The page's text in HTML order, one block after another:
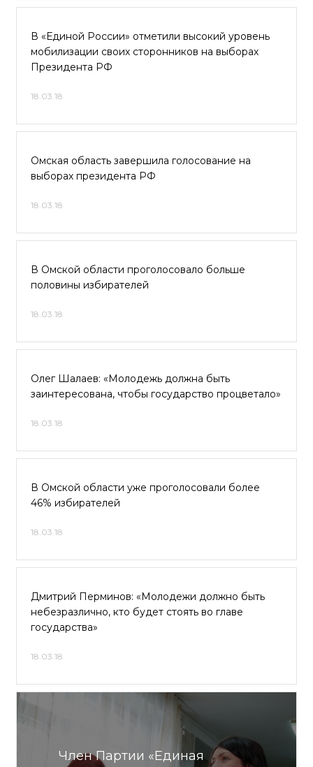
В «Единой России» отметили высокий уровень
мобилизации своих сторонников на выборах
Президента РФ
18.03.18
Омская область завершила голосование на
выборах президента РФ
18.03.18
В Омской области проголосовало больше
половины избирателей
18.03.18
Олег Шалаев: «Молодежь должна быть
заинтересована, чтобы государство процветало»
18.03.18
В Омской области уже проголосовали более
46% избирателей
18.03.18
Дмитрий Перминов: «Молодежи должно быть
небезразлично, кто будет стоять во главе
государства»
18.03.18
Член Партии «Единая